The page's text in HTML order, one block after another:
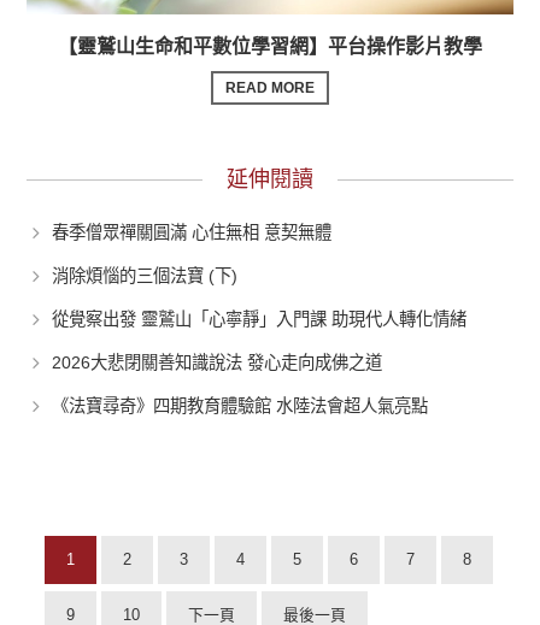
【靈鷲山生命和平數位學習網】平台操作影片教學
READ MORE
延伸閱讀
春季僧眾禪關圓滿 心住無相 意契無體
消除煩惱的三個法寶 (下)
從覺察出發 靈鷲山「心寧靜」入門課 助現代人轉化情緒
2026大悲閉關善知識說法 發心走向成佛之道
《法寶尋奇》四期教育體驗館 水陸法會超人氣亮點
1 2 3 4 5 6 7 8
9 10 下一頁 最後一頁